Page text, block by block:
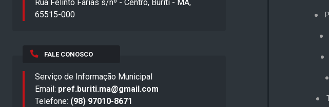
Rua Felinto Farias s/nº - Centro, Buriti - MA,
65515-000
FALE CONOSCO
Serviço de Informação Municipal
Email: pref.buriti.ma@gmail.com
Telefone: (98) 97010-8671